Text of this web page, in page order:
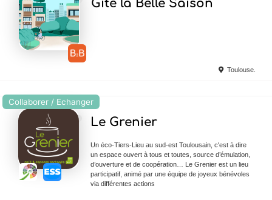
Gite la Belle Saison
Toulouse.
Collaborer / Echanger
Le Grenier
Un éco-Tiers-Lieu au sud-est Toulousain, c'est à dire
un espace ouvert à tous et toutes, source d’émulation,
d’ouverture et de coopération… Le Grenier est un lieu
participatif, animé par une équipe de joyeux bénévoles
via différentes actions